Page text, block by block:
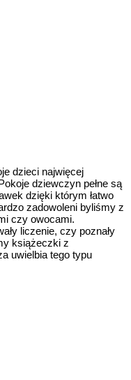
dzieci najwięcej
dziewczyn pełne są
dzięki którym łatwo
zadowoleni byliśmy z
czy owocami.
liczenie, czy poznały
książeczki z
uwielbia tego typu